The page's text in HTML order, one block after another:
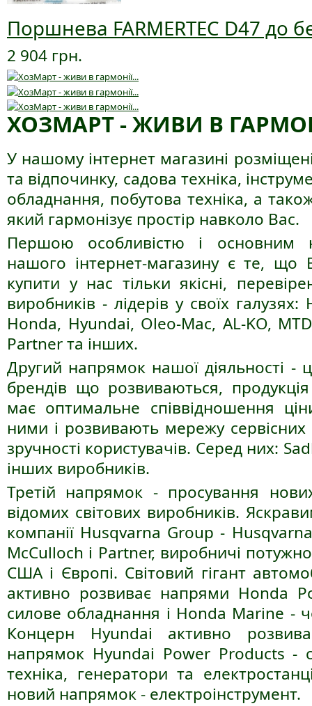
Поршнева FARMERTEC D47 до
2 904 грн.
ХОЗМАРТ - ЖИВИ В
У нашому інтернет магазині
та відпочинку, садова техніка,
обладнання, побутова техніка, а
який гармонізує простір навколо Вас.
Першою особливістю і основним
нашого інтернет-магазину є те,
купити у нас тільки якісні,
виробників - лідерів у своїх
Honda, Hyundai, Oleo-Mac, AL-KO,
Partner та інших.
Другий напрямок нашої діяльності -
брендів що розвиваються,
має оптимальне співвідношення
ними і розвивають мережу сервісних
зручності користувачів. Серед них:
інших виробників.
Третій напрямок - просування
відомих світових виробників.
компанії Husqvarna Group -
McCulloch і Partner, виробничі
США і Європі. Світовий гігант
активно розвиває напрями Honda
силове обладнання і Honda Marine -
Концерн Hyundai активно
напрямок Hyundai Power Products -
техніка, генератори та
новий напрямок - електроінструмент.